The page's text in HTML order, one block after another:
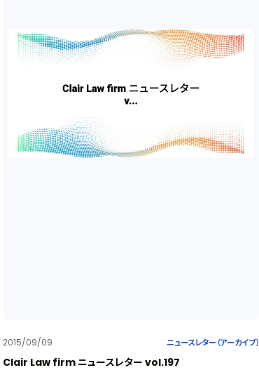
2015/09/09 ニュースレター（アーカイブ）
Clair Law firm ニュースレター vol.197